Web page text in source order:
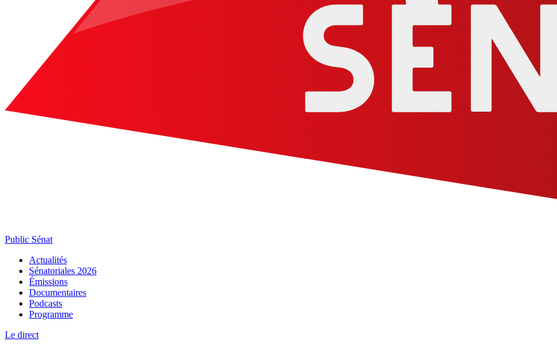
Public Sénat
Actualités
Sénatoriales 2026
Émissions
Documentaires
Podcasts
Programme
Le direct